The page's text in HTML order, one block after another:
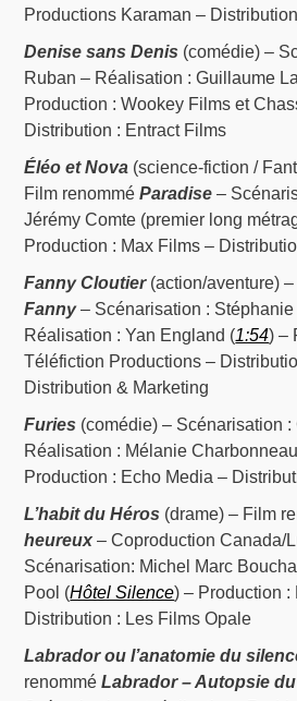
Productions Karaman –
Denise sans Denis (comédie) –
Ruban – Réalisation : Guillaume
Production : Wookey Films et
Distribution : Entract Films
Éléo et Nova (science-fiction /
Film renomméParadise –
Jérémy Comte (premier long
Production : Max Films –
Fanny Cloutier(action/aventure)
Fanny– Scénarisation :
Réalisation : Yan England (1:54) –
Téléfiction Productions –
Distribution & Marketing
Furies (comédie) – Scénarisation
Réalisation : Mélanie
Production : Echo Media –
L’habit du Héros (drame) – Film
heureux – Coproduction Canada/
Scénarisation: Michel Marc
Pool (Hôtel Silence) – Production :
Distribution : Les Films Opale
Labrador ou l’anatomie du
renomméLabrador – Autopsie